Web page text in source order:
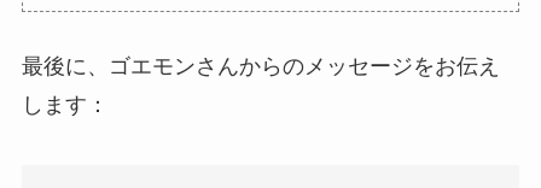
最後に、ゴエモンさんからのメッセージをお伝え
します：